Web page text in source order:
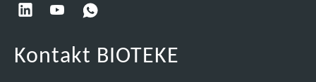
Kontakt BIOTEKE